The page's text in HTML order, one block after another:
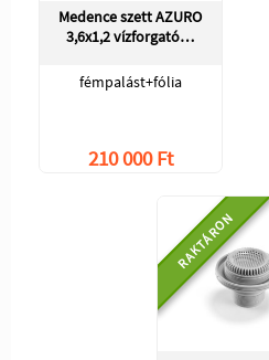
Medence szett AZURO
3,6x1,2 vízforgató…
fémpalást+fólia
210 000 Ft
RAKTÁRON